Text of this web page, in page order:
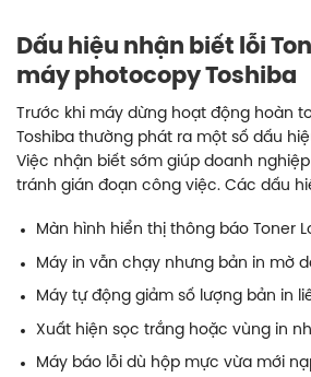
Dấu hiệu nhận biết lỗi
máy photocopy Toshiba
Trước khi máy dừng hoạt động hoàn
Toshiba thường phát ra một số dấu
Việc nhận biết sớm giúp doanh
tránh gián đoạn công việc. Các dấu
Màn hình hiển thị thông báo Toner
Máy in vẫn chạy nhưng bản in mờ
Máy tự động giảm số lượng bản in
Xuất hiện sọc trắng hoặc vùng in
Máy báo lỗi dù hộp mực vừa mới